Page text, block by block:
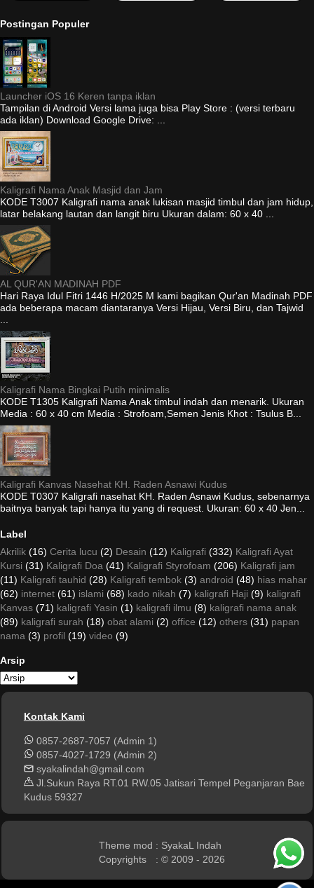
Postingan Populer
Launcher iOS 16 Keren tanpa iklan
Tampilan di Android Versi lama juga bisa Play Store : (versi terbaru
ada iklan) Download Google Drive: ...
Kaligrafi Nama Anak Masjid dan Jam
KODE T3007 Kaligrafi nama anak lukisan masjid timbul dan jam hidup,
latar belakang lautan dan langit biru Ukuran dalam: 60 x 40 ...
AL QUR'AN MADINAH PDF
Hari Raya Idul Fitri 1446 H/2025 M kami bagikan Qur'an Madinah PDF
ada beberapa macam diantaranya Versi Hijau, Versi Biru, dan Tajwid
...
Kaligrafi Nama Bingkai Putih minimalis
KODE T1305 Kaligrafi Nama Anak timbul indah dan menarik. Ukuran
Media : 60 x 40 cm Media : Strofoam,Semen Jenis Khot : Tsulus B...
Kaligrafi Kanvas Nasehat KH. Raden Asnawi Kudus
KODE T0307 Kaligrafi nasehat KH. Raden Asnawi Kudus, sebenarnya
baitnya banyak tapi hanya itu yang di request. Ukuran: 60 x 40 Jen...
Label
Akrilik (16) Cerita lucu (2) Desain (12) Kaligrafi (332) Kaligrafi Ayat
Kursi (31) Kaligrafi Doa (41) Kaligrafi Styrofoam (206) Kaligrafi jam
(11) Kaligrafi tauhid (28) Kaligrafi tembok (3) android (48) hias mahar
(62) internet (61) islami (68) kado nikah (7) kaligrafi Haji (9) kaligrafi
Kanvas (71) kaligrafi Yasin (1) kaligrafi ilmu (8) kaligrafi nama anak
(89) kaligrafi surah (18) obat alami (2) office (12) others (31) papan
nama (3) profil (19) video (9)
Arsip
Kontak Kami
0857-2687-7057 (Admin 1)
0857-4027-1729 (Admin 2)
syakalindah@gmail.com
Jl.Sukun Raya RT.01 RW.05 Jatisari Tempel Peganjaran Bae
Kudus 59327
Theme mod
Copyrights
: SyakaL Indah
: © 2009 - 2026